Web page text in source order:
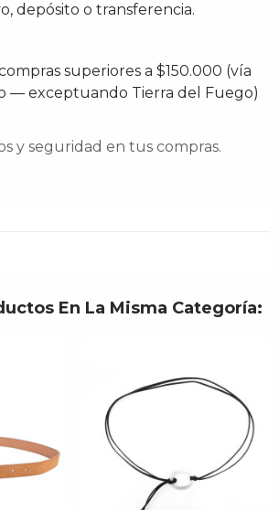
depósito o transferencia.
superiores a $150.000 (vía
— exceptuando Tierra del Fuego)
y seguridad en tus compras.
En La Misma Categoría: